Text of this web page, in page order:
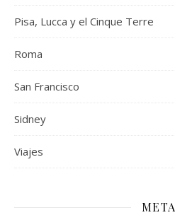
Pisa, Lucca y el Cinque Terre
Roma
San Francisco
Sidney
Viajes
META